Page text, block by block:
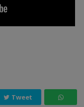
Tweet